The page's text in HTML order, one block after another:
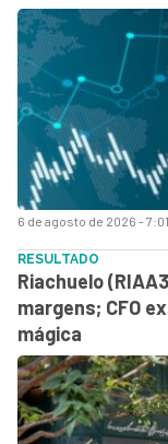
6 de agosto de 2026 - 7:01
RESULTADO
Riachuelo
margens; CFO
mágica